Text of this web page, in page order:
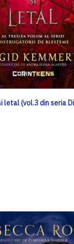
letal (vol.3 din seria